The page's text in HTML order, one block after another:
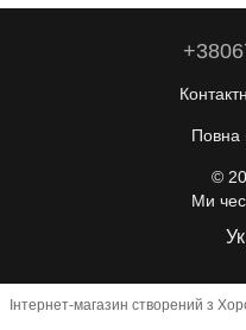
Повна
©
Ми
Інтернет-магазин створений з